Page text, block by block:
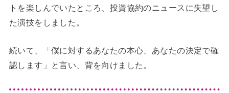
トを楽しんでいたところ、投資協約のニュースに失望し
た演技をしました。
続いて、「僕に対するあなたの本心、あなたの決定で確
認します」と言い、背を向けました。